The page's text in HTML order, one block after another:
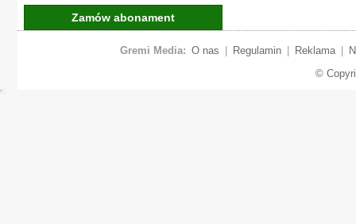
Zamów abonament
Gremi Media: O nas Regulamin Reklama
©